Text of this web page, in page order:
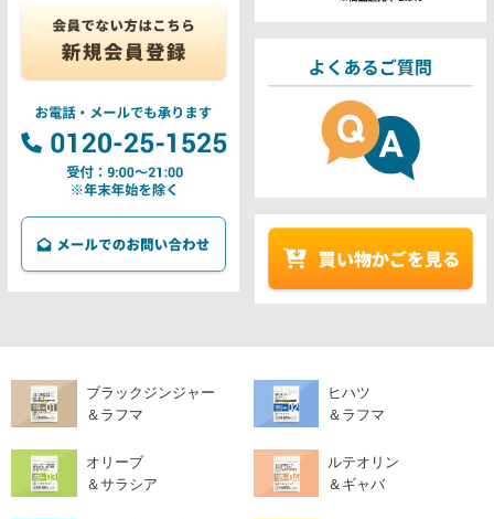
ブラックジンジャー
＆ラフマ
ヒハツ
＆ラフマ
オリーブ
＆サラシア
ルテオリン
＆ギャバ